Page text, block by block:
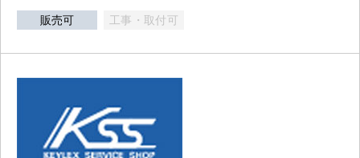
販売可 工事・取付可